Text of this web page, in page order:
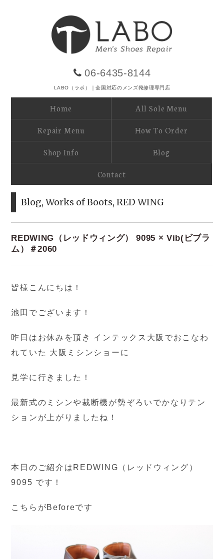
06-6435-8144
LABO（ラボ）｜全国対応のメンズ靴修理専門店
Home All Sole Menu
Repair Menu How To Order
Shop Info Blog
Contact
Blog,Works of Boots,RED WING
REDWING（レッドウィング） 9095 × Vib(ビブラ
ム）＃2060
皆様こんにちは！
池田でございます！
昨日はお休みを頂き インテックス大阪でおこなわ
れていた 大阪ミシンショーに
見学に行きました！
最新式のミシンや裁断機が勢ぞろいでかなりテン
ションが上がりましたね！
本日のご紹介はREDWING（レッドウィング）
9095 です！
こちらがBeforeです